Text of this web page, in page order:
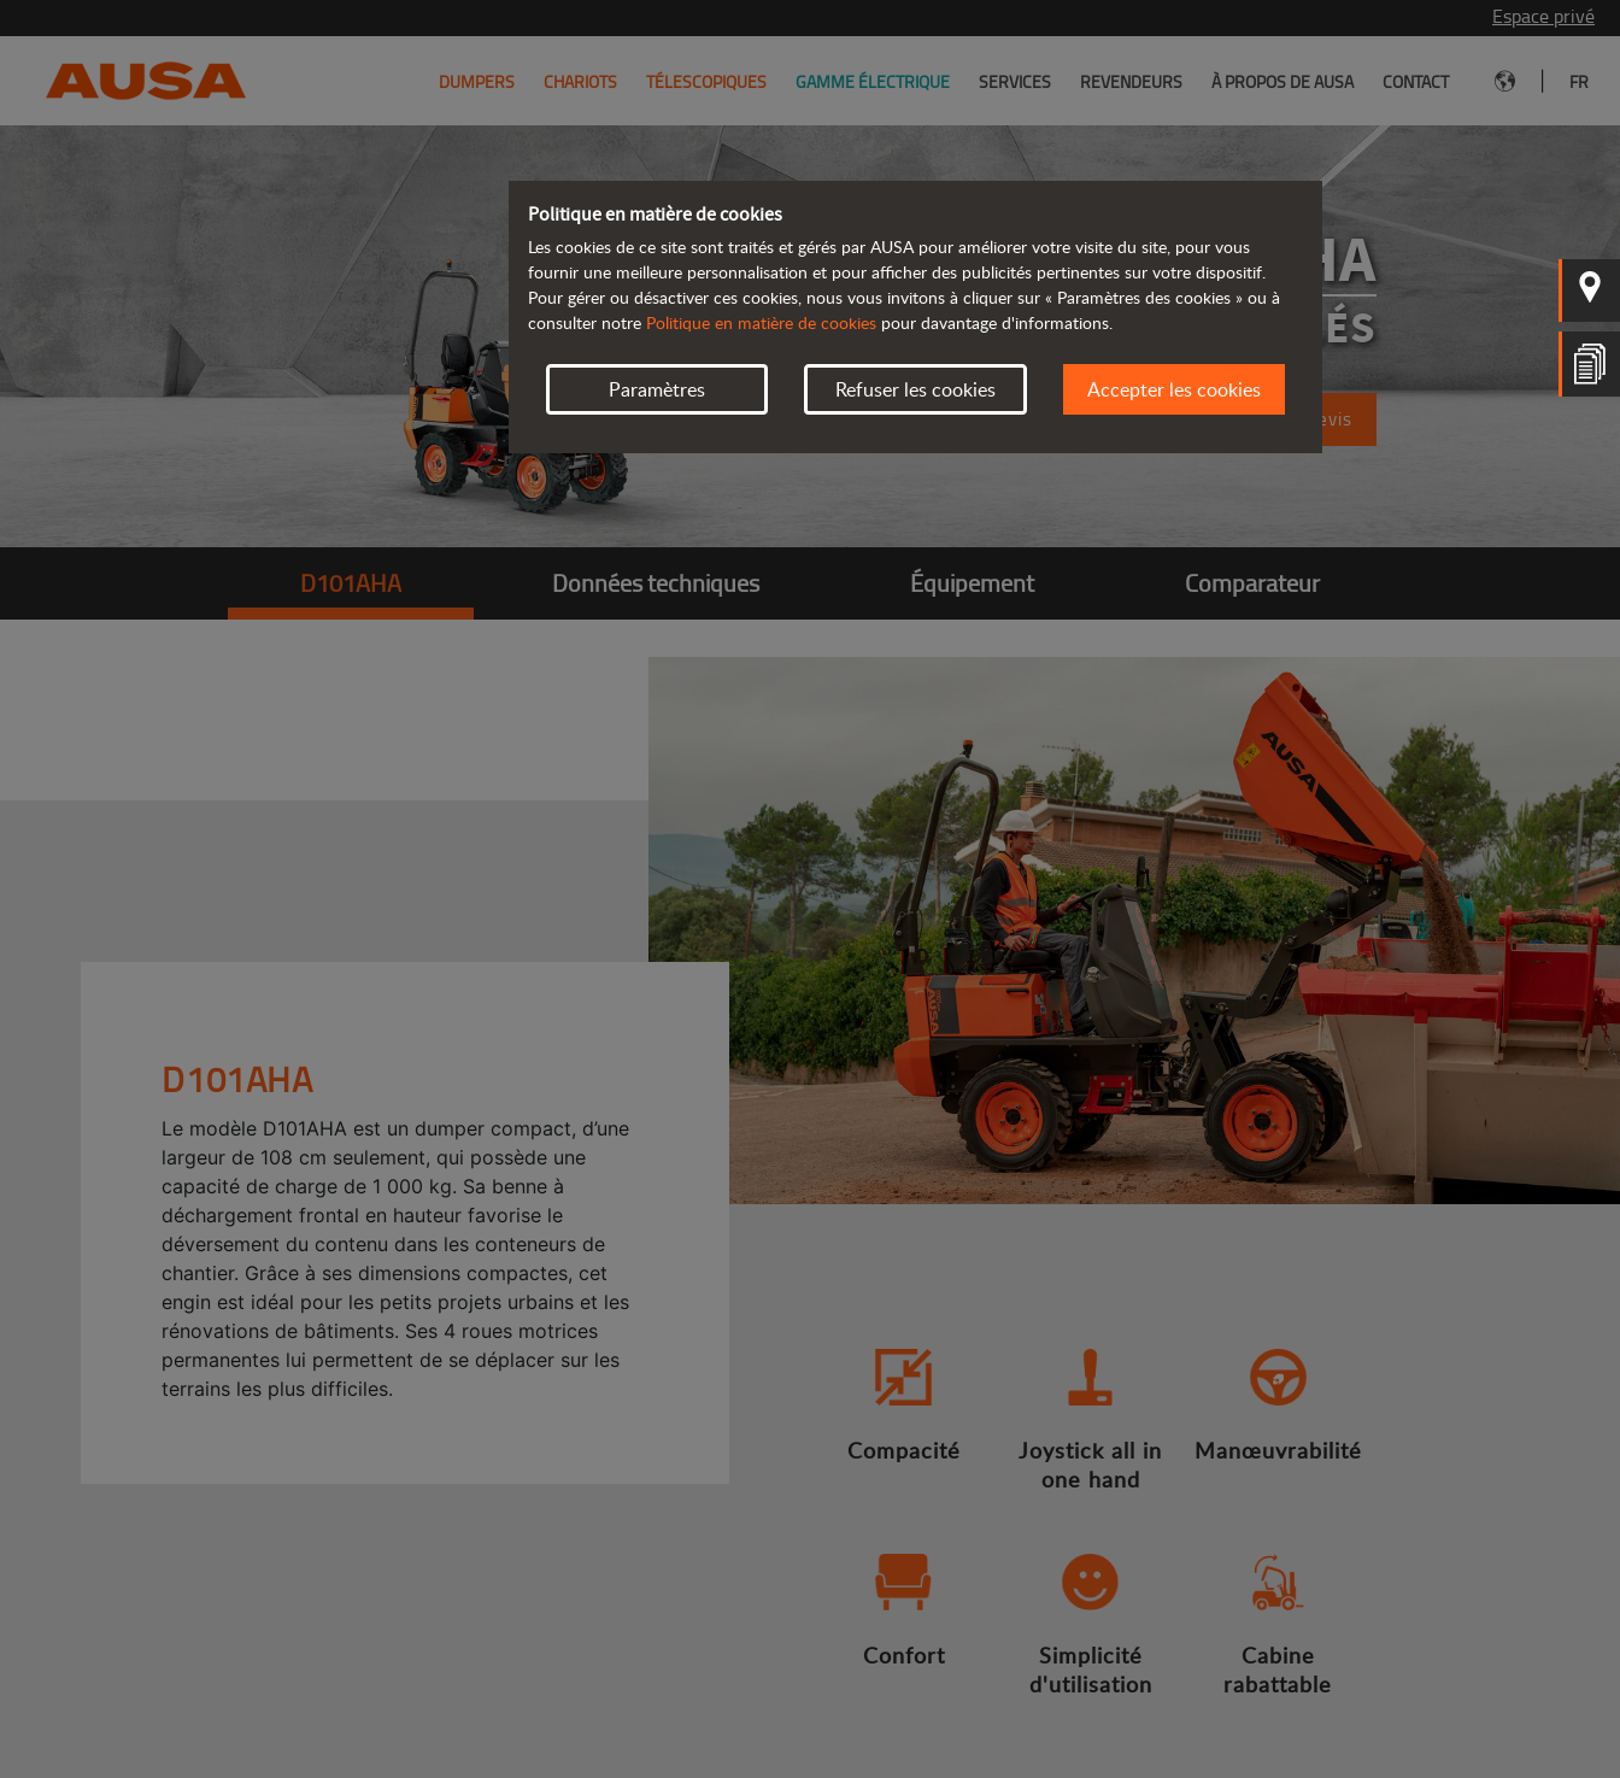
Espace privé
DUMPERS CHARIOTS TÉLESCOPIQUES GAMME ÉLECTRIQUE SERVICES REVENDEURS À PROPOS DE AUSA CONTACT FR
D101AHA
DUMPERS ARTICULÉS
Demandez un devis
D101AHA Données techniques Équipement Comparateur
D101AHA
Le modèle D101AHA est un dumper compact, d’une
largeur de 108 cm seulement, qui possède une
capacité de charge de 1 000 kg. Sa benne à
déchargement frontal en hauteur favorise le
déversement du contenu dans les conteneurs de
chantier. Grâce à ses dimensions compactes, cet
engin est idéal pour les petits projets urbains et les
rénovations de bâtiments. Ses 4 roues motrices
permanentes lui permettent de se déplacer sur les
terrains les plus difficiles.
Compacité
Joystick all in
one hand
Manœuvrabilité
Confort
Simplicité
d'utilisation
Cabine
rabattable
Politique en matière de cookies
Les cookies de ce site sont traités et gérés par AUSA pour améliorer votre visite du site, pour vous
fournir une meilleure personnalisation et pour afficher des publicités pertinentes sur votre dispositif.
Pour gérer ou désactiver ces cookies, nous vous invitons à cliquer sur « Paramètres des cookies » ou à
consulter notre Politique en matière de cookies pour davantage d'informations.
Paramètres Refuser les cookies Accepter les cookies